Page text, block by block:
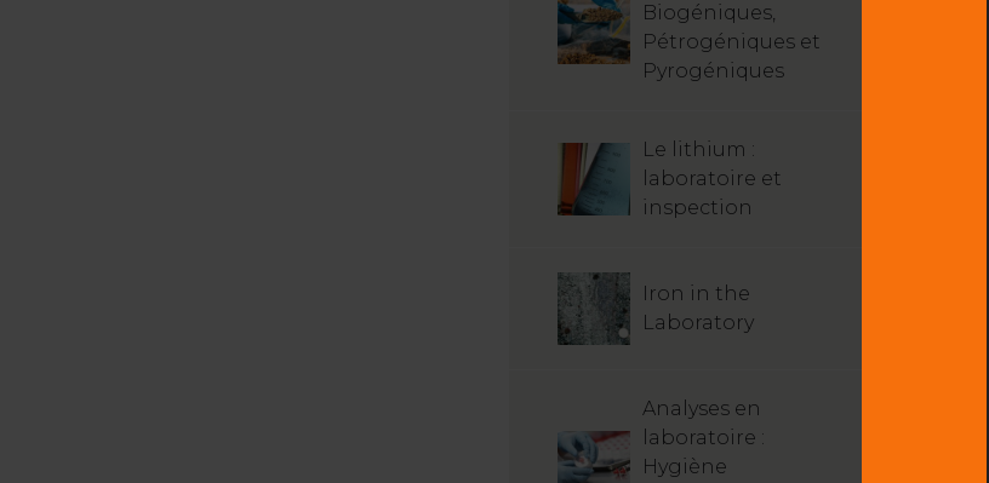
Biogéniques,
Pétrogéniques et
Pyrogéniques
Le lithium :
laboratoire et
inspection
Iron in the
Laboratory
Analyses en
laboratoire :
Hygiène